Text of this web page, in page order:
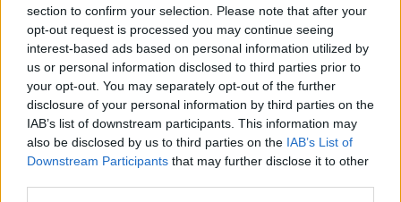
section to confirm your selection. Please note that after your
opt-out request is processed you may continue seeing
interest-based ads based on personal information utilized by
us or personal information disclosed to third parties prior to
your opt-out. You may separately opt-out of the further
disclosure of your personal information by third parties on the
IAB’s list of downstream participants. This information may
also be disclosed by us to third parties on the IAB’s List of
Downstream Participants that may further disclose it to other
og annenhver gang mann/kvinne/mann/kvinne.
Denne gangen er det damene som avslutter, mens
på Beitostølen i desember var det herrene som
gikk ankeretappen.
FIS også vedtatt å tillate sammensatte lag. Det